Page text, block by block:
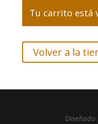
Tu carrito está
Volver a la
Diseñado